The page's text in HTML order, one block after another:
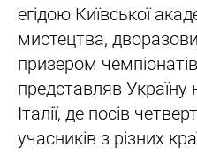
егідою Київської
мистецтва,
призером
представляв Україну
Італії, де посів
учасників з різних